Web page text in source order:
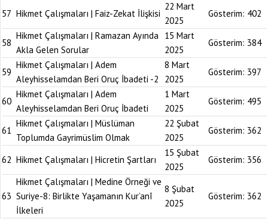
57 Hikmet Çalışmaları | Faiz-Zekat İlişkisi
22 Mart
2025
Gösterim: 402
58
Hikmet Çalışmaları | Ramazan Ayında
Akla Gelen Sorular
15 Mart
2025
Gösterim: 384
59
Hikmet Çalışmaları | Adem
Aleyhisselamdan Beri Oruç İbadeti -2
8 Mart
2025
Gösterim: 397
60
Hikmet Çalışmaları | Adem
Aleyhisselamdan Beri Oruç İbadeti
1 Mart
2025
Gösterim: 495
61
Hikmet Çalışmaları | Müslüman
Toplumda Gayrimüslim Olmak
22 Şubat
2025
Gösterim: 362
62 Hikmet Çalışmaları | Hicretin Şartları
15 Şubat
2025
Gösterim: 356
63
Hikmet Çalışmaları | Medine Örneği ve
Suriye-8: Birlikte Yaşamanın Kur’anî
İlkeleri
8 Şubat
2025
Gösterim: 362